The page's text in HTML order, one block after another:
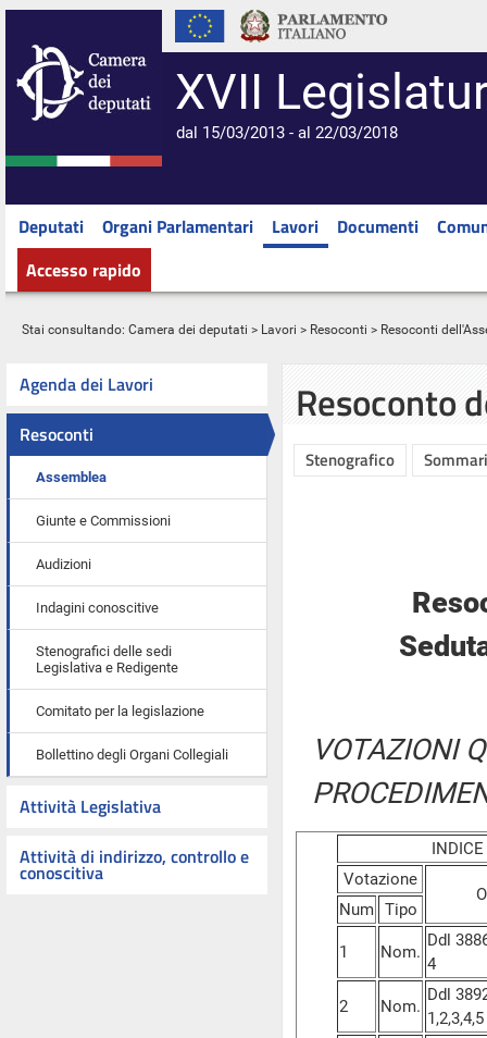
XVII
dal 15/03/2013 - al 22/03/2018
Deputati Organi Parlamentari Lavori Documenti
Accesso rapido
Stai consultando: Camera dei deputati > Lavori > Resoconti > Resoconti
Agenda dei Lavori
Resoconti
Assemblea
Giunte e Commissioni
Audizioni
Indagini conoscitive
Stenografici delle sedi
Legislativa e Redigente
Comitato per la legislazione
Bollettino degli Organi Collegiali
Attività Legislativa
Attività di indirizzo, controllo e
conoscitiva
Resoconto
Stenografico
VOTAZIONI
Votazione
Num Tipo
1 Nom.
Ddl
4
2 Nom.
Ddl
1,2,3,4,5